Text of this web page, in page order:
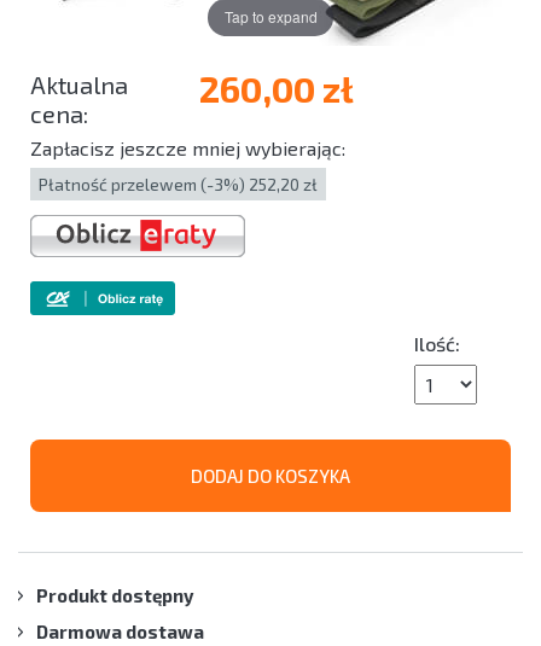
Tap to expand
260,00 zł
Zapłacisz jeszcze mniej wybierając:
Płatność przelewem (-3%) 252,20 zł
Ilość:
DODAJ DO KOSZYKA
Produkt dostępny
Darmowa dostawa